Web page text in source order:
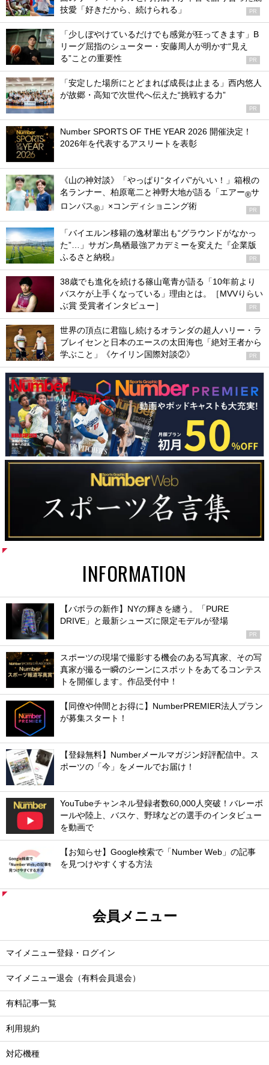
技愛「好きだから、続けられる」
PR
「少しぼやけているだけでも感覚が狂ってきます」B
リーグ屈指のシューター・安藤周人が明かす“見え
る”ことの重要性
PR
「安定した場所にとどまれば成長は止まる」西内悠人
が故郷・高知で次世代へ伝えた“挑戦する力”
PR
Number SPORTS OF THE YEAR 2026 開催決定！
2026年を代表するアスリートを表彰
《山の神対談》「やっぱり“タイパ”がいい！」箱根の
名ランナー、柏原竜二と神野大地が語る「エアー®サ
ロンパス® 」×コンディショニング術 PR
「バイエルン移籍の逸材輩出も“グラウンドがなかっ
た”…」サガン鳥栖最強アカデミーを変えた『企業版
ふるさと納税』
PR
38歳でも進化を続ける篠山竜青が語る「10年前より
バスケが上手くなっている」理由とは。［MVVりらい
ぶ賞 受賞者インタビュー］
PR
世界の頂点に君臨し続けるオランダの超人ハリー・ラ
ブレイセンと日本のエースの太田海也「絶対王者から
学ぶこと」《ケイリン国際対談②》
PR
INFORMATION
【バボラの新作】NYの輝きを纏う。「PURE
DRIVE」と最新シューズに限定モデルが登場
PR
スポーツの現場で撮影する機会のある写真家、その写
真家が撮る一瞬のシーンにスポットをあてるコンテス
トを開催します。作品受付中！
【同僚や仲間とお得に】NumberPREMIER法人プラン
が募集スタート！
【登録無料】Numberメールマガジン好評配信中。ス
ポーツの「今」をメールでお届け！
YouTubeチャンネル登録者数60,000人突破！バレーボ
ールや陸上、バスケ、野球などの選手のインタビュー
を動画で
【お知らせ】Google検索で「Number Web」の記事
を見つけやすくする方法
会員メニュー
マイメニュー登録・ログイン
マイメニュー退会（有料会員退会）
有料記事一覧
利用規約
対応機種